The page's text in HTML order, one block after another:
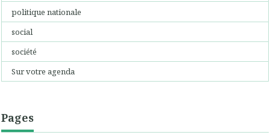
politique nationale
social
société
Sur votre agenda
Pages